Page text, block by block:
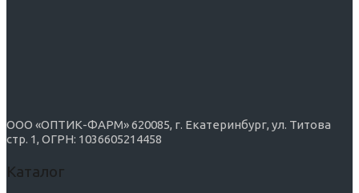
ООО «ОПТИК-ФАРМ» 620085, г. Екатеринбург, ул. Титова
стр. 1, ОГРН: 1036605214458
Каталог